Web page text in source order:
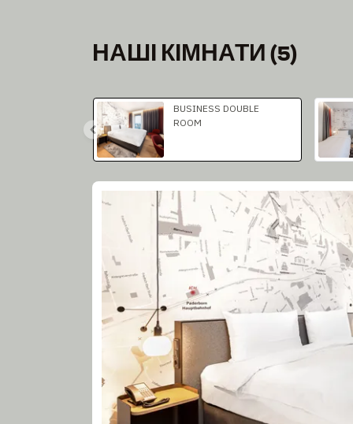
НАШІ КІМНАТИ(5)
Слайд 1 з 2
BUSINESS DOUBLE
ROOM
Слайд 1 з 2